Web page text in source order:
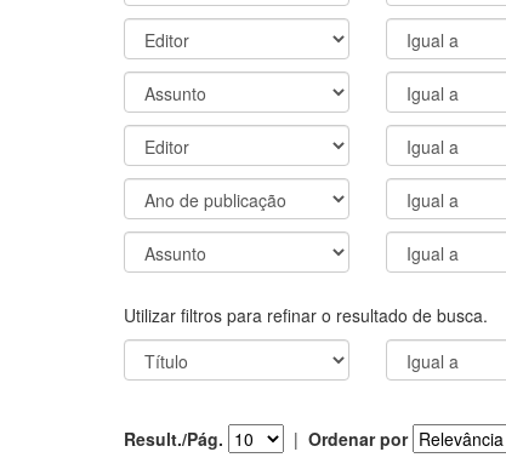
Utilizar filtros para refinar o resultado de busca.
Result./Pág. | Ordenar por